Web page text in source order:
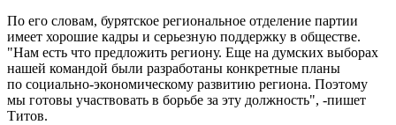
По его словам, бурятское региональное отделение партии
имеет хорошие кадры и серьезную поддержку в обществе.
"Нам есть что предложить региону. Еще на думских выборах
нашей командой были разработаны конкретные планы
по социально-экономическому развитию региона. Поэтому
мы готовы участвовать в борьбе за эту должность", -пишет
Титов.